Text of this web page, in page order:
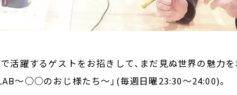
活躍するゲストをお招きして、まだ見ぬ世界の魅力
～○○のおじ様たち～」(毎週日曜23:30～24:00)。